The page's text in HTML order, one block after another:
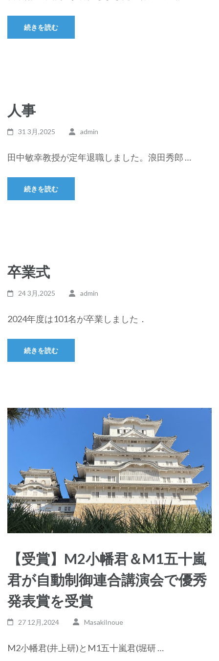
続きを読む
人事
31 3月,2025 admin
田中敏幸教授が定年退職しました。浪田秀郎 …
続きを読む
卒業式
24 3月,2025 admin
2024年度は101名が卒業しました．
続きを読む
【受賞】M2小幡君＆M1五十嵐
君が自動制御連合講演会で優秀
発表賞を受賞
27 12月,2024 MasakiInoue
M2小幡君(井上研)とM1五十嵐君(堀研 …